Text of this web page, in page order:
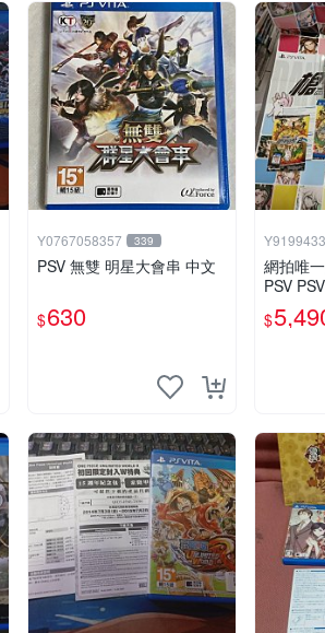
Y0767058357 339
PSV 無雙 明星大會串 中文
$630
網拍唯
PSV
再現雙
$